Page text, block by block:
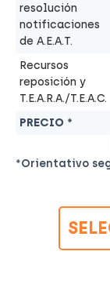
PRECIO *
resolución
notificaciones
de A.E.A.T.
Recursos
reposición y
T.E.A.R.A./T.E.A.C.
*Orientativo